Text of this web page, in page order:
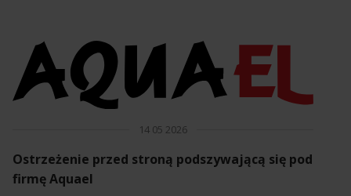
14 05 2026
Ostrzeżenie przed stroną podszywającą się pod
firmę Aquael